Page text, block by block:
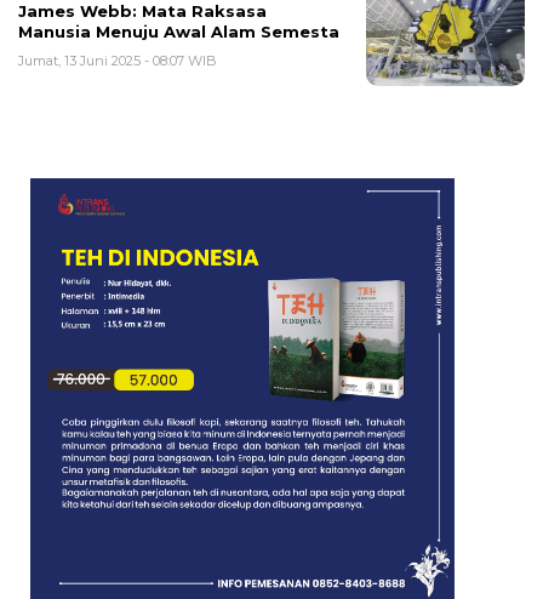
James Webb: Mata Raksasa
Manusia Menuju Awal Alam Semesta
Jumat, 13 Juni 2025 - 08:07 WIB